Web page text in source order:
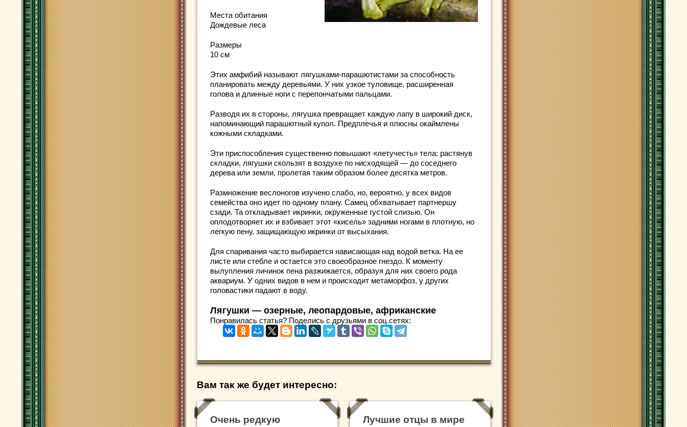
Места обитания
Дождевые леса
Размеры
10 см
Этих амфибий называют лягушками-парашютистами за способность
планировать между деревьями. У них узкое туловище, расширенная
голова и длинные ноги с перепончатыми пальцами.
Разводя их в стороны, лягушка превращает каждую лапу в широкий диск,
напоминающий парашютный купол. Предплечья и плюсны окаймлены
кожными складками.
Эти приспособления существенно повышают «летучесть» тела: растянув
складки, лягушки скользят в воздухе по нисходящей — до соседнего
дерева или земли, пролетая таким образом более десятка метров.
Размножение веслоногов изучено слабо, но, вероятно, у всех видов
семейства оно идет по одному плану. Самец обхватывает партнершу
сзади. Та откладывает икринки, окруженные густой слизью. Он
оплодотворяет их и взбивает этот «кисель» задними ногами в плотную, но
легкую пену, защищающую икринки от высыхания.
Для спаривания часто выбирается нависающая над водой ветка. На ее
листе или стебле и остается это своеобразное гнездо. К моменту
вылупления личинок пена разжижается, образуя для них своего рода
аквариум. У одних видов в нем и происходит метаморфоз, у других
головастики падают в воду.
Лягушки — озерные, леопардовые, африканские
Понравилась статья? Поделись с друзьями в соц.сетях:
Вам так же будет интересно:
Очень редкую
Лучшие отцы в мире